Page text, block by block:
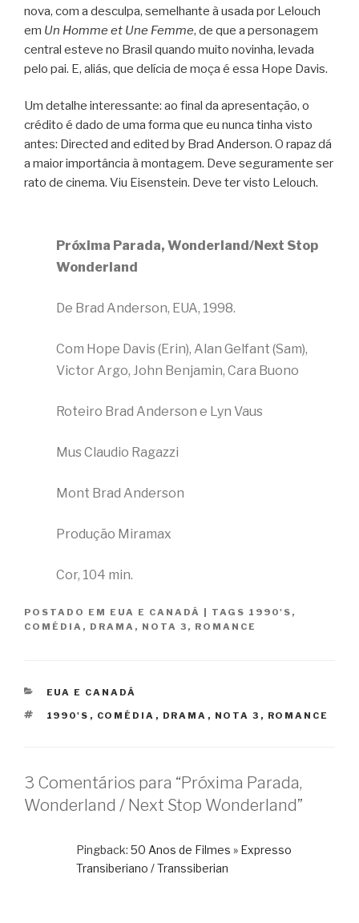
nova, com a desculpa, semelhante à usada por Lelouch
em Un Homme et Une Femme, de que a personagem
central esteve no Brasil quando muito novinha, levada
pelo pai. E, aliás, que delícia de moça é essa Hope Davis.
Um detalhe interessante: ao final da apresentação, o
crédito é dado de uma forma que eu nunca tinha visto
antes: Directed and edited by Brad Anderson. O rapaz dá
a maior importância à montagem. Deve seguramente ser
rato de cinema. Viu Eisenstein. Deve ter visto Lelouch.
Próxima Parada, Wonderland/Next Stop
Wonderland
De Brad Anderson, EUA, 1998.
Com Hope Davis (Erin), Alan Gelfant (Sam),
Victor Argo, John Benjamin, Cara Buono
Roteiro Brad Anderson e Lyn Vaus
Mus Claudio Ragazzi
Mont Brad Anderson
Produção Miramax
Cor, 104 min.
POSTADO EM EUA E CANADÁ | TAGS 1990'S ,
COMÉDIA , DRAMA , NOTA 3 , ROMANCE
CATEGORIAS
EUA E CANADÁ
TAGS
1990'S , COMÉDIA , DRAMA , NOTA 3 , ROMANCE
3 Comentários para “Próxima Parada,
Wonderland / Next Stop Wonderland”
Pingback: 50 Anos de Filmes » Expresso
Transiberiano / Transsiberian